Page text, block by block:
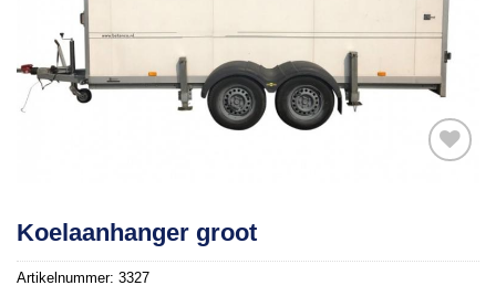
verlanglijst
Koelaanhanger groot
Artikelnummer: 3327